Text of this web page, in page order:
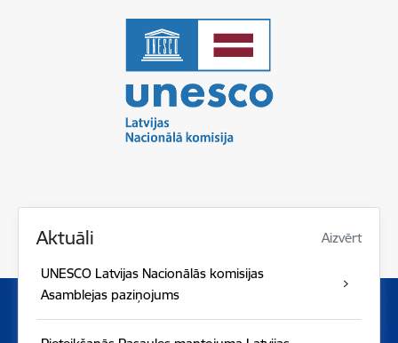
Aktuāli Aizvērt
UNESCO Latvijas Nacionālās komisijas
Asamblejas paziņojums